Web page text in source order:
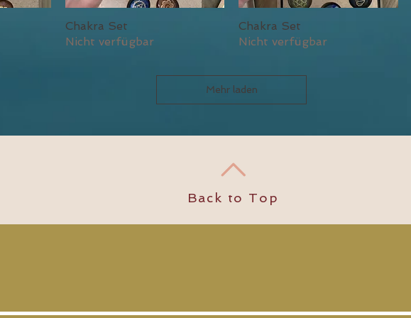
Schnellansicht
Chakra Set
Nicht verfügbar
Schnellansicht
Chakra Set
Nicht verfügbar
Mehr laden
Back to Top